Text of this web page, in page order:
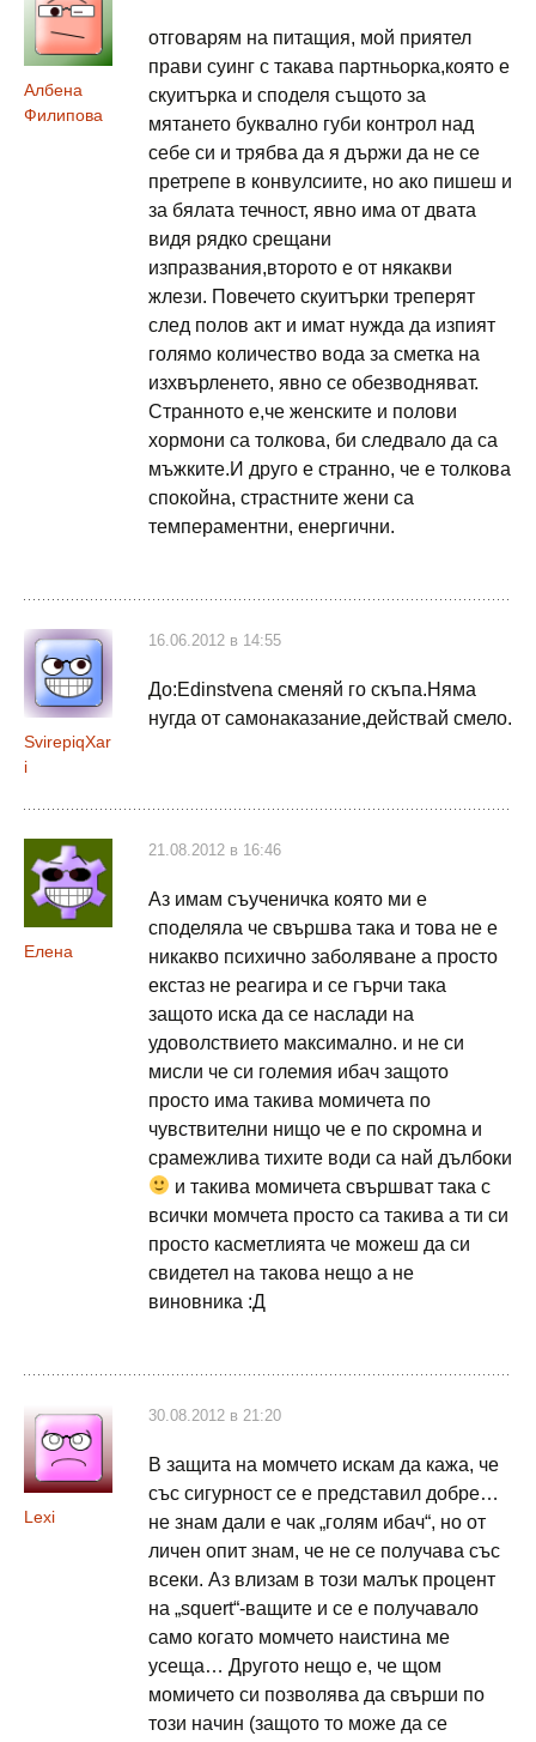
Албена
Филипова
отговарям на питащия, мой приятел
прави суинг с такава партньорка,която е
скуитърка и споделя същото за
мятането буквално губи контрол над
себе си и трябва да я държи да не се
претрепе в конвулсиите, но ако пишеш и
за бялата течност, явно има от двата
видя рядко срещани
изпразвания,второто е от някакви
жлези. Повечето скуитърки треперят
след полов акт и имат нужда да изпият
голямо количество вода за сметка на
изхвърленето, явно се обезводняват.
Странното е,че женските и полови
хормони са толкова, би следвало да са
мъжките.И друго е странно, че е толкова
спокойна, страстните жени са
темпераментни, енергични.
SvirepiqXar
i
16.06.2012 в 14:55
До:Edinstvena сменяй го скъпа.Няма
нугда от самонаказание,действай смело.
Елена
21.08.2012 в 16:46
Аз имам съученичка която ми е
споделяла че свършва така и това не е
никакво психично заболяване а просто
екстаз не реагира и се гърчи така
защото иска да се наслади на
удоволствието максимално. и не си
мисли че си големия ибач защото
просто има такива момичета по
чувствителни нищо че е по скромна и
срамежлива тихите води са най дълбоки
и такива момичета свършват така с
всички момчета просто са такива а ти си
просто касметлията че можеш да си
свидетел на такова нещо а не
виновника :Д
Lexi
30.08.2012 в 21:20
В защита на момчето искам да кажа, че
със сигурност се е представил добре…
не знам дали е чак „голям ибач“, но от
личен опит знам, че не се получава със
всеки. Аз влизам в този малък процент
на „squert“-ващите и се е получавало
само когато момчето наистина ме
усеща… Другото нещо е, че щом
момичето си позволява да свърши по
този начин (защото то може да се